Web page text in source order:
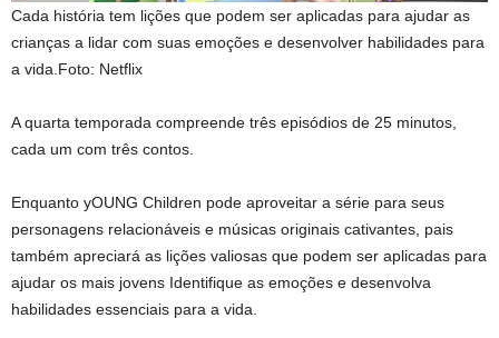
Cada história tem lições que podem ser aplicadas para ajudar as
crianças a lidar com suas emoções e desenvolver habilidades para
a vida. Foto: Netflix
A quarta temporada compreende três episódios de 25 minutos,
cada um com três contos.
Enquanto yOUNG Children pode aproveitar a série para seus
personagens relacionáveis ​​e músicas originais cativantes, pais
também apreciará as lições valiosas que podem ser aplicadas para
ajudar os mais jovens Identifique as emoções e desenvolva
habilidades essenciais para a vida.